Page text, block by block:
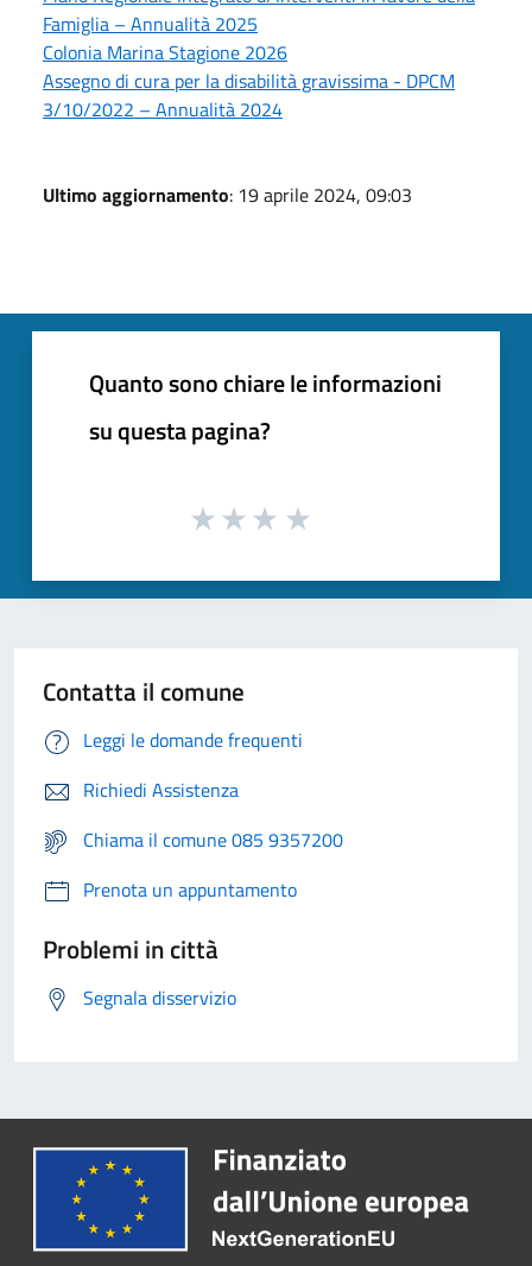
Famiglia – Annualità 2025
Colonia Marina Stagione 2026
Assegno di cura per la disabilità gravissima - DPCM
3/10/2022 – Annualità 2024
Ultimo aggiornamento: 19 aprile 2024, 09:03
Quanto sono chiare le informazioni
su questa pagina?
Contatta il comune
Leggi le domande frequenti
Richiedi Assistenza
Chiama il comune 085 9357200
Prenota un appuntamento
Problemi in città
Segnala disservizio